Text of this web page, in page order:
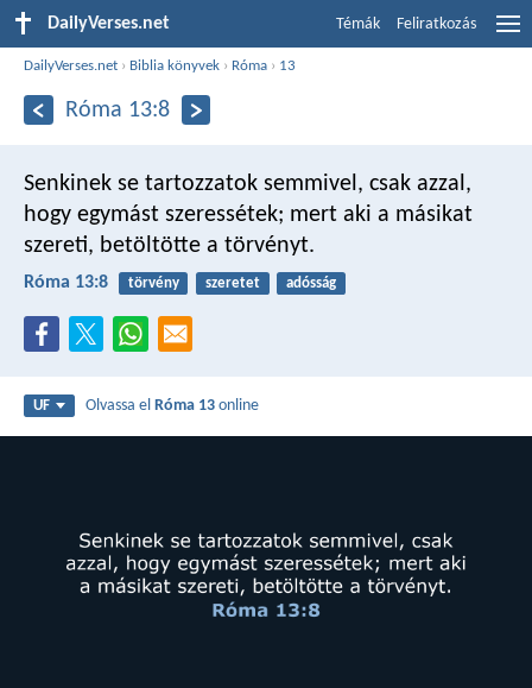
DailyVerses.net Témák Feliratkozás
DailyVerses.net › Biblia könyvek › Róma › 13
Róma 13:8
Senkinek se tartozzatok semmivel, csak azzal,
hogy egymást szeressétek; mert aki a másikat
szereti, betöltötte a törvényt.
Róma 13:8 törvény szeretet adósság
UF Olvassa elRóma 13 online